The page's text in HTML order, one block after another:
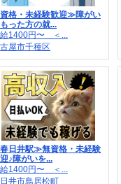
格・未経験歓迎≫障がい
った方の就...
1400円〜 ＜...
屋市千種区
日井駅≫無資格・未経験
♪障がいを...
1400円〜 ＜...
井市鳥居松町